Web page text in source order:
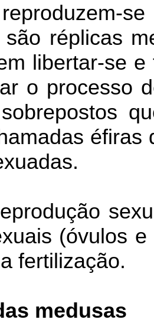
réplicas
libertar-se
o processo
(óvulos
fertilização.
medusas